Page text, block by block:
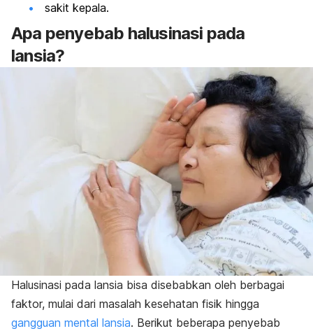
sakit kepala.
Apa penyebab halusinasi pada
lansia?
Halusinasi pada lansia bisa disebabkan oleh berbagai
faktor, mulai dari masalah kesehatan fisik hingga
gangguan mental lansia. Berikut beberapa penyebab